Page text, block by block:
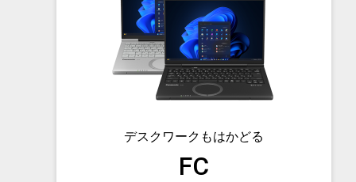
デスクワークもはかどる
FC